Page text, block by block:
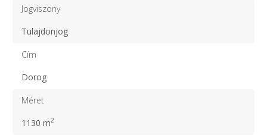
Jogviszony
Tulajdonjog
Cím
Dorog
Méret
1130 m2